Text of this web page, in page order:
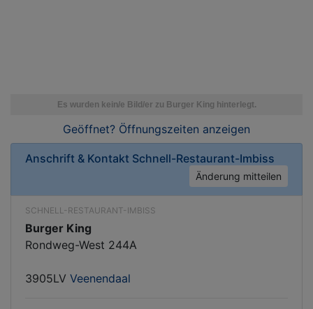
Geöffnet? Öffnungszeiten anzeigen
Anschrift & Kontakt Schnell-Restaurant-Imbiss
Änderung mitteilen
SCHNELL-RESTAURANT-IMBISS
Burger King
Rondweg-West 244A
3905LV Veenendaal